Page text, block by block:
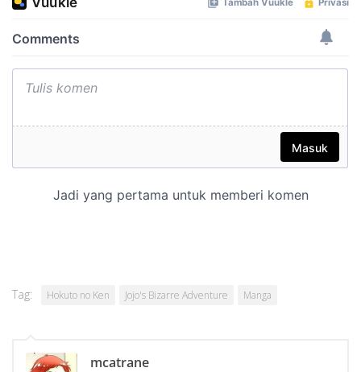
Tag: Hokuto no Ken Jojo's Bizarre Adventure Manga
mcatrane